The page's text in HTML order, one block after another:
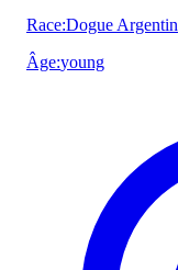
Race:Dogue Argentin
Âge:young